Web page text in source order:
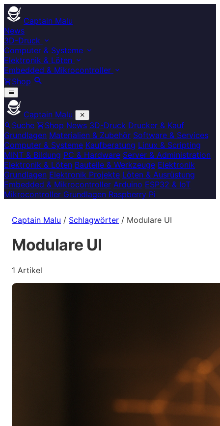
Captain Malu
News
3D-Druck
Computer & Systeme
Elektronik & Löten
Embedded & Mikrocontroller
Shop
Captain Malu
Suche
Shop News 3D-Druck Drucker & Kauf
Grundlagen Materialien & Zubehör Software & Services
Computer & Systeme Kaufberatung Linux & Scripting
MINT & Bildung PC & Hardware Server & Administration
Elektronik & Löten Bauteile & Werkzeuge Elektronik
Grundlagen Elektronik Projekte Löten & Ausrüstung
Embedded & Mikrocontroller Arduino ESP32 & IoT
Mikrocontroller Grundlagen Raspberry Pi
Captain Malu / Schlagwörter / Modulare UI
Modulare UI
1 Artikel